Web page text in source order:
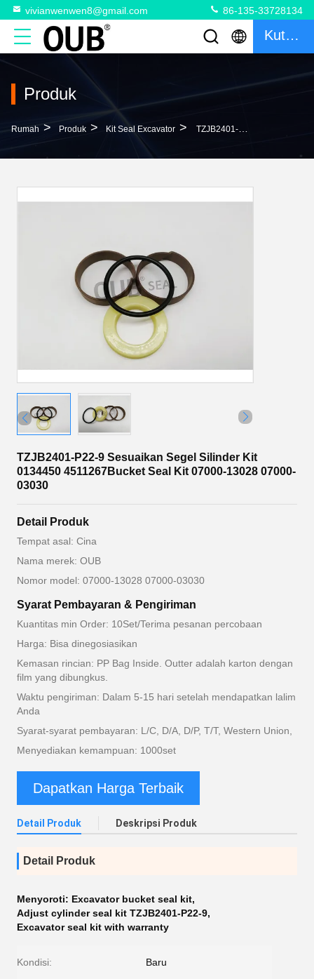
vivianwenwen8@gmail.com 86-135-33728134
Kutipan
Produk
Rumah > Produk > Kit Seal Excavator > TZJB2401-P22-9 Sesuaikan Segel Silinder Kit 0134450 4511267Bucket Seal Kit 07000-13028 07000-03030
TZJB2401-P22-9 Sesuaikan Segel Silinder Kit
0134450 4511267Bucket Seal Kit 07000-13028 07000-
03030
Detail Produk
Tempat asal: Cina
Nama merek: OUB
Nomor model: 07000-13028 07000-03030
Syarat Pembayaran & Pengiriman
Kuantitas min Order: 10Set/Terima pesanan percobaan
Harga: Bisa dinegosiasikan
Kemasan rincian: PP Bag Inside. Outter adalah karton dengan
film yang dibungkus.
Waktu pengiriman: Dalam 5-15 hari setelah mendapatkan lalim
Anda
Syarat-syarat pembayaran: L/C, D/A, D/P, T/T, Western Union,
Menyediakan kemampuan: 1000set
Dapatkan Harga Terbaik
Detail Produk Deskripsi Produk
Detail Produk
Menyoroti: Excavator bucket seal kit,
Adjust cylinder seal kit TZJB2401-P22-9,
Excavator seal kit with warranty
Kondisi: Baru